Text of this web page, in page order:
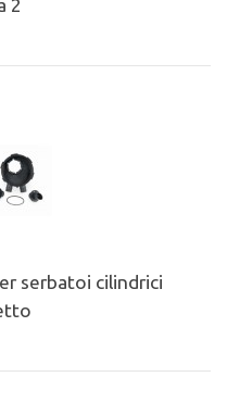
2
serbatoi cilindrici